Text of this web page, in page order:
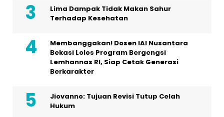
Lima Dampak Tidak Makan Sahur
Terhadap Kesehatan
Membanggakan! Dosen IAI Nusantara
Bekasi Lolos Program Bergengsi
Lemhannas RI, Siap Cetak Generasi
Berkarakter
Jiovanno: Tujuan Revisi Tutup Celah
Hukum